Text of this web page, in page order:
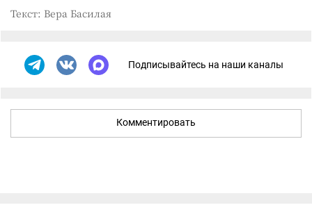
Текст: Вера Басилая
Подписывайтесь на наши каналы
Комментировать